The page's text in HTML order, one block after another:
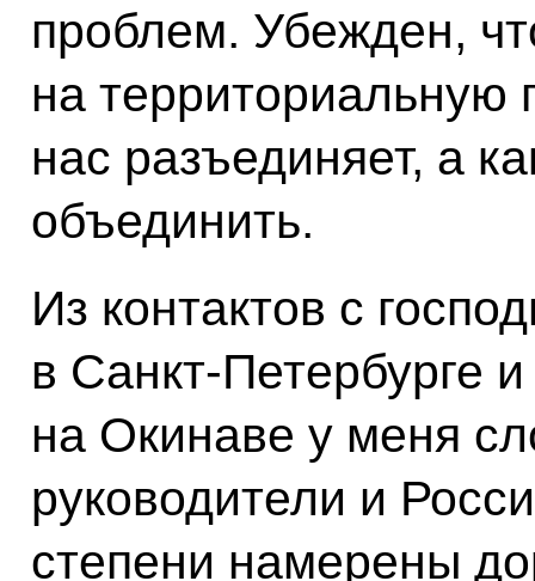
проблем. Убежден,
на территориальную
нас разъединяет, а
объединить.
Из контактов с
в Санкт-Петербурге
на Окинаве у меня
руководители и
степени намерены